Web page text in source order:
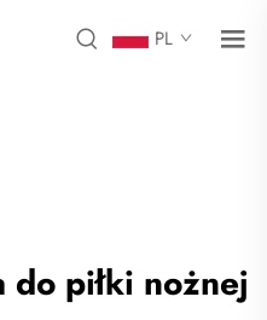
PL
piłki nożnej